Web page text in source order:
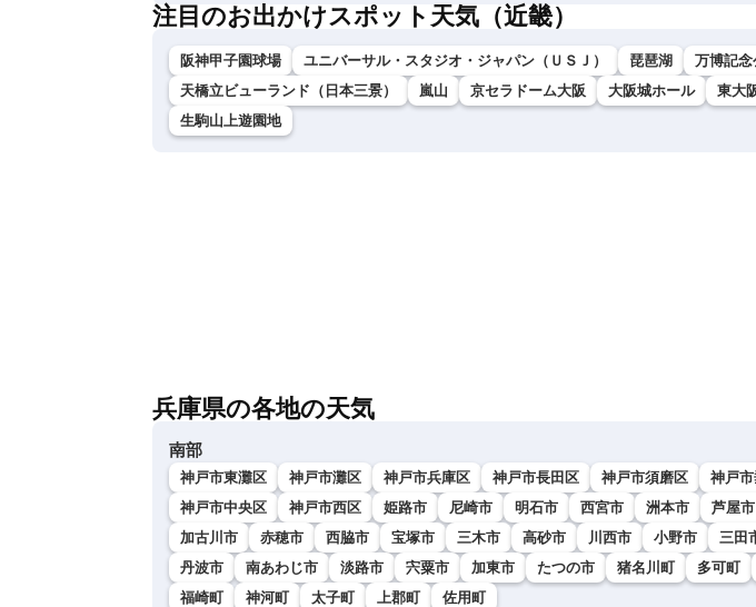
注目のお出かけスポット天気（近畿）
阪神甲子園球場 ユニバーサル・スタジオ・ジャパン（ＵＳＪ） 琵琶湖
万博記念
天橋立ビューランド（日本三景）
嵐山 京セラドーム大阪 大阪城ホール
東大
生駒山上遊園地
兵庫県の各地の天気
南部
神戸市東灘区 神戸市灘区 神戸市兵庫区 神戸市長田区 神戸市須磨区 神戸
神戸市中央区
神戸市西区 姫路市 尼崎市 明石市 西宮市 洲本市 芦屋市
加古川市
赤穂市 西脇市 宝塚市 三木市 高砂市 川西市 小野市 三田
丹波市
南あわじ市 淡路市 宍粟市 加東市 たつの市 猪名川町 多可町
福崎町
神河町 太子町 上郡町 佐用町